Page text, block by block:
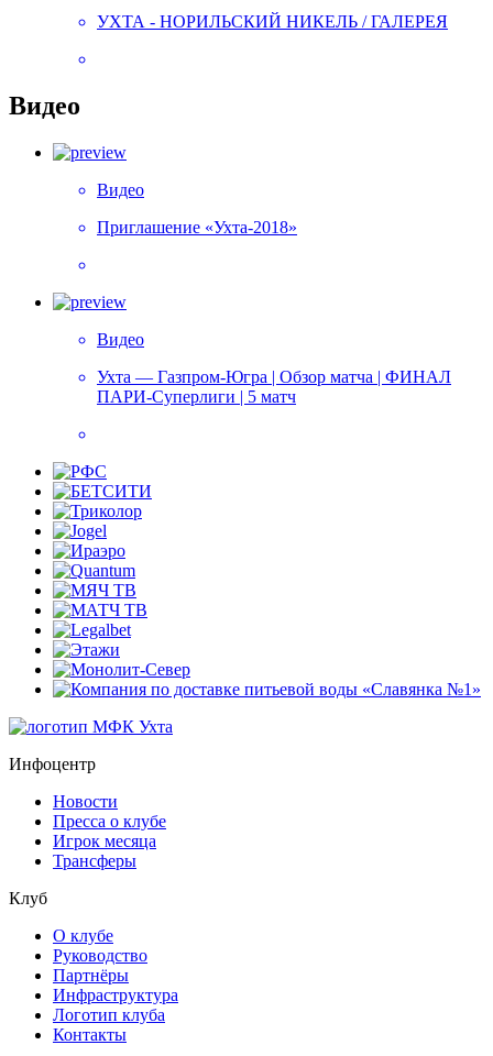
УХТА - НОРИЛЬСКИЙ НИКЕЛЬ / ГАЛЕРЕЯ
Видео
Видео
Приглашение «Ухта-2018»
Видео
Ухта — Газпром-Югра | Обзор матча | ФИНАЛ
ПАРИ-Суперлиги | 5 матч
Инфоцентр
Новости
Пресса о клубе
Игрок месяца
Трансферы
Клуб
О клубе
Руководство
Партнёры
Инфраструктура
Логотип клуба
Контакты